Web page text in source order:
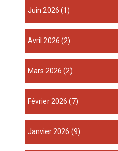
juin 2026 (1)
avril 2026 (2)
mars 2026 (2)
février 2026 (7)
janvier 2026 (9)